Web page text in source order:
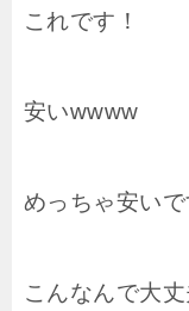
これです！
安いwwww
めっちゃ安いで
こんなんで大丈